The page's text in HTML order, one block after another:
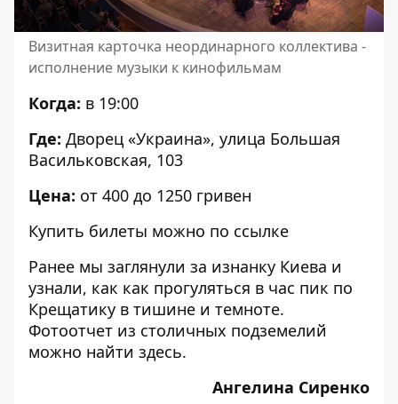
Визитная карточка неординарного коллектива -
исполнение музыки к кинофильмам
Когда: в 19:00
Где: Дворец «Украина», улица Большая
Васильковская, 103
Цена: от 400 до 1250 гривен
Купить билеты можно по ссылке
Ранее мы заглянули за изнанку Киева и
узнали, как как прогуляться в час пик по
Крещатику в тишине и темноте.
Фотоотчет из столичных подземелий
можно найти здесь.
Ангелина Сиренко